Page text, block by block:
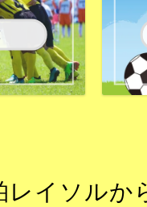
レイソルか